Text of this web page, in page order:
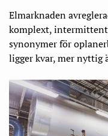
Elmarknaden
komplext,
synonymer för
ligger kvar, mer nyttig